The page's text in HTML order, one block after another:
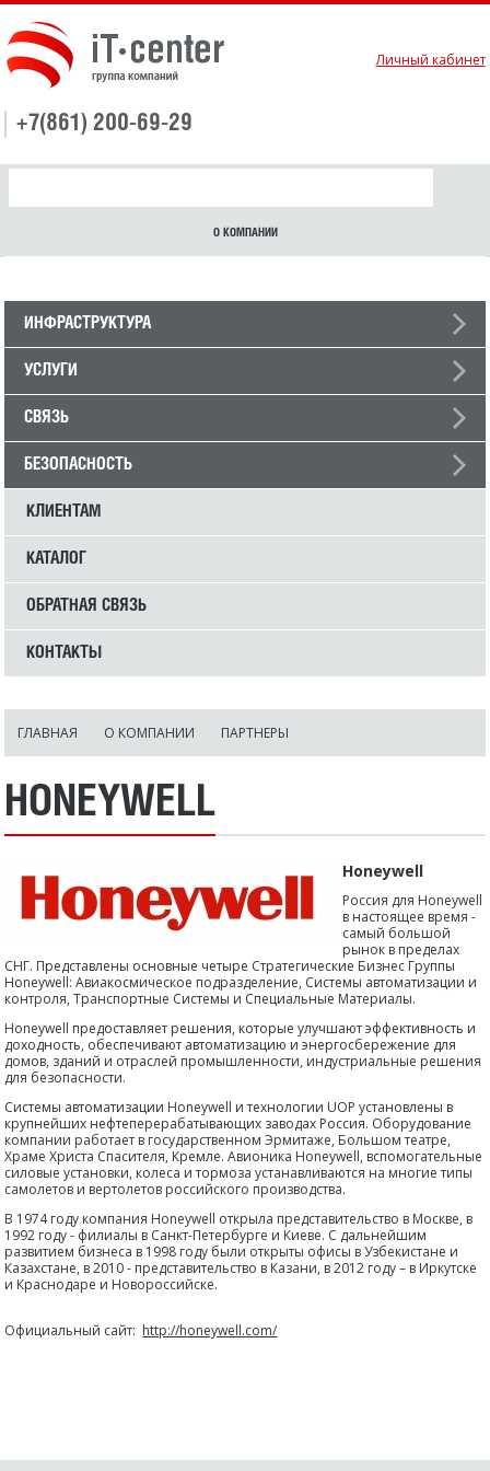
Личный кабинет
+7(861) 200-69-29
О КОМПАНИИ
ИНФРАСТРУКТУРА
УСЛУГИ
СВЯЗЬ
БЕЗОПАСНОСТЬ
КЛИЕНТАМ
КАТАЛОГ
ОБРАТНАЯ СВЯЗЬ
КОНТАКТЫ
ГЛАВНАЯ О КОМПАНИИ ПАРТНЕРЫ
HONEYWELL
Honeywell
Россия для Honeywell
в настоящее время -
самый большой
рынок в пределах
СНГ. Представлены основные четыре Стратегические Бизнес Группы
Honeywell: Авиакосмическое подразделение, Системы автоматизации и
контроля, Транспортные Системы и Специальные Материалы.
Honeywell предоставляет решения, которые улучшают эффективность и
доходность, обеспечивают автоматизацию и энергосбережение для
домов, зданий и отраслей промышленности, индустриальные решения
для безопасности.
Системы автоматизации Honeywell и технологии UOP установлены в
крупнейших нефтеперерабатывающих заводах Россия. Оборудование
компании работает в государственном Эрмитаже, Большом театре,
Храме Христа Спасителя, Кремле. Авионика Honeywell, вспомогательные
силовые установки, колеса и тормоза устанавливаются на многие типы
самолетов и вертолетов российского производства.
В 1974 году компания Honeywell открыла представительство в Москве, в
1992 году - филиалы в Санкт-Петербурге и Киеве. С дальнейшим
развитием бизнеса в 1998 году были открыты офисы в Узбекистане и
Казахстане, в 2010 - представительство в Казани, в 2012 году – в Иркутске
и Краснодаре и Новороссийске.
Официальный сайт: http://honeywell.com/